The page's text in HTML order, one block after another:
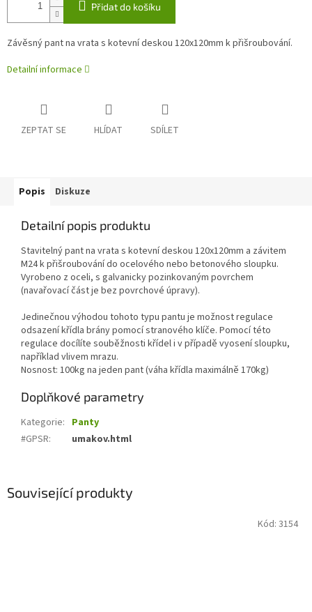
Přidat do košíku
Závěsný pant na vrata s kotevní deskou 120x120mm k přišroubování.
Detailní informace
ZEPTAT SE HLÍDAT SDÍLET
Související produkty
Kód: 3154
Popis Diskuze
Detailní popis produktu
Stavitelný pant na vrata s kotevní deskou 120x120mm a závitem
M24 k přišroubování do ocelového nebo betonového sloupku.
Vyrobeno z oceli, s galvanicky pozinkovaným povrchem
(navařovací část je bez povrchové úpravy).
Jedinečnou výhodou tohoto typu pantu je možnost regulace
odsazení křídla brány pomocí stranového klíče. Pomocí této
regulace docílíte souběžnosti křídel i v případě vyosení sloupku,
například vlivem mrazu.
Nosnost: 100kg na jeden pant (váha křídla maximálně 170kg)
Doplňkové parametry
Kategorie: Panty
#GPSR: umakov.html